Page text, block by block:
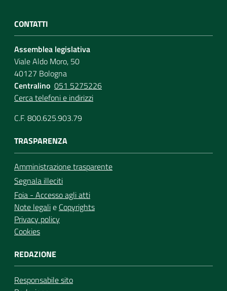
CONTATTI
Assemblea legislativa
Viale Aldo Moro, 50
40127 Bologna
Centralino 051 5275226
Cerca telefoni e indirizzi
C.F. 800.625.903.79
TRASPARENZA
Amministrazione trasparente
Segnala illeciti
Foia - Accesso agli atti
Note legalie Copyrights
Privacy policy
Cookies
REDAZIONE
Responsabile sito